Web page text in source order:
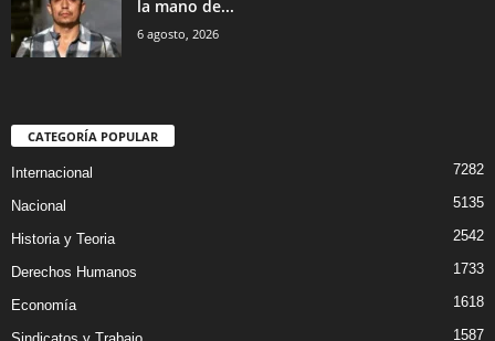
la mano de...
6 agosto, 2026
CATEGORÍA POPULAR
Internacional 7282
Nacional 5135
Historia y Teoria 2542
Derechos Humanos 1733
Economía 1618
1587